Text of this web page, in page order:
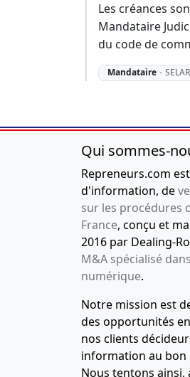
Les créances
Mandataire
du code de
Mandataire -
Qui sommes-
Repreneurs.com
d'information, de
sur les procédures
France, conçu et
2016 par Dealing-
M&A spécialisé
numérique.
Notre mission est
des opportunités
nos clients
information au bon
Nous tentons ainsi,